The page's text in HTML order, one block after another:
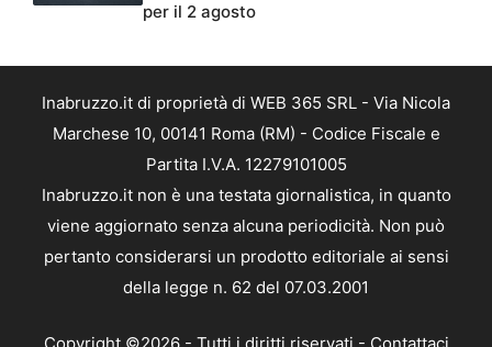
per il 2 agosto
Inabruzzo.it di proprietà di WEB 365 SRL - Via Nicola
Marchese 10, 00141 Roma (RM) - Codice Fiscale e
Partita I.V.A. 12279101005
Inabruzzo.it non è una testata giornalistica, in quanto
viene aggiornato senza alcuna periodicità. Non può
pertanto considerarsi un prodotto editoriale ai sensi
della legge n. 62 del 07.03.2001